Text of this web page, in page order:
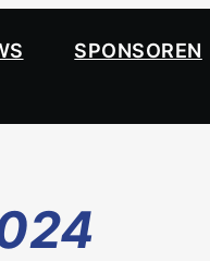
SPONSOREN